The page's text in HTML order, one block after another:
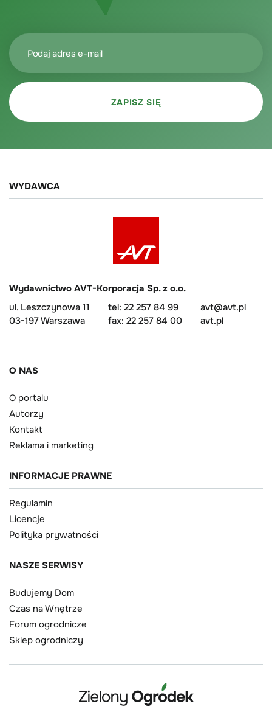
WYDAWCA
Wydawnictwo AVT-Korporacja Sp. z o.o.
ul. Leszczynowa 11
03-197 Warszawa
tel: 22 257 84 99
fax: 22 257 84 00
avt@avt.pl
avt.pl
O NAS
O portalu
Autorzy
Kontakt
Reklama i marketing
INFORMACJE PRAWNE
Regulamin
Licencje
Polityka prywatności
NASZE SERWISY
Budujemy Dom
Czas na Wnętrze
Forum ogrodnicze
Sklep ogrodniczy